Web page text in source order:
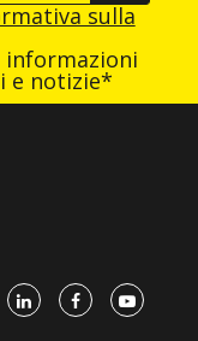
sulla
e notizie*